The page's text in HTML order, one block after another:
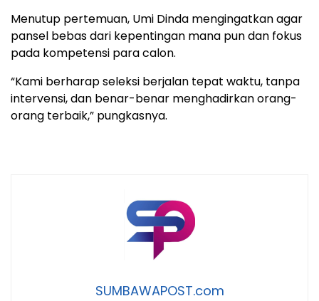
Menutup pertemuan, Umi Dinda mengingatkan agar
pansel bebas dari kepentingan mana pun dan fokus
pada kompetensi para calon.
“Kami berharap seleksi berjalan tepat waktu, tanpa
intervensi, dan benar-benar menghadirkan orang-
orang terbaik,” pungkasnya.
SUMBAWAPOST.com